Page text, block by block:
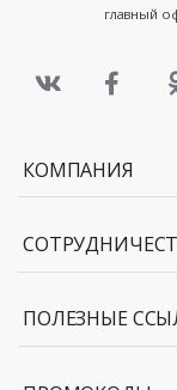
главный
КОМПАНИЯ
ПОЛЕЗНЫЕ